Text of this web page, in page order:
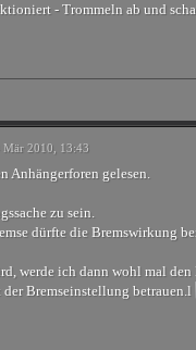
- Trommeln ab und
Mär 2010, 13:43
Anhängerforen gelesen.
zu sein.
dürfte die Bremswirkung
werde ich dann wohl mal
Bremseinstellung betrauen.l